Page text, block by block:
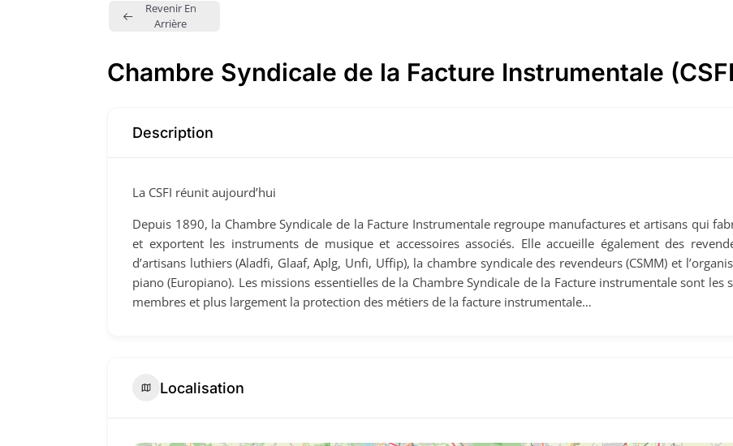
Revenir En
Arrière
Chambre Syndicale de la Facture Instrumentale
Description
La CSFI réunit aujourd’hui
Depuis 1890, la Chambre Syndicale de la Facture Instrumentale regroupe manufactures et artisans qui
et exportent les instruments de musique et accessoires associés. Elle accueille également des
d’artisans luthiers (Aladfi, Glaaf, Aplg, Unfi, Uffip), la chambre syndicale des revendeurs (CSMM) et
piano (Europiano). Les missions essentielles de la Chambre Syndicale de la Facture instrumentale sont les
membres et plus largement la protection des métiers de la facture instrumentale…
Localisation